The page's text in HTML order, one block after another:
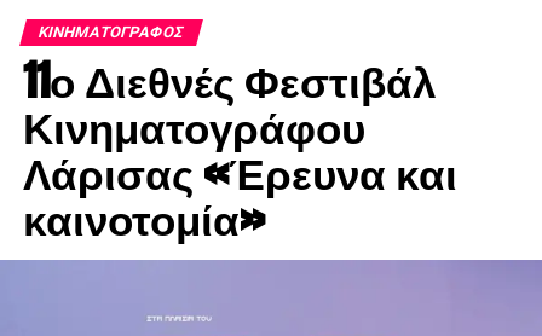
ΚΙΝΗΜΑΤΟΓΡΆΦΟΣ
11ο Διεθνές Φεστιβάλ
Κινηματογράφου
Λάρισας «Έρευνα και
καινοτομία»